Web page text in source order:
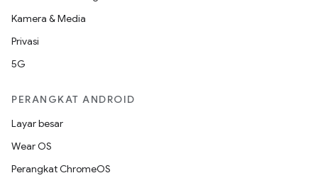
Kamera & Media
Privasi
5G
PERANGKAT ANDROID
Layar besar
Wear OS
Perangkat ChromeOS